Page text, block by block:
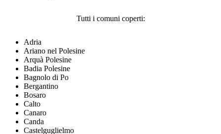
Tutti i comuni coperti:
Adria
Ariano nel Polesine
Arquà Polesine
Badia Polesine
Bagnolo di Po
Bergantino
Bosaro
Calto
Canaro
Canda
Castelguglielmo